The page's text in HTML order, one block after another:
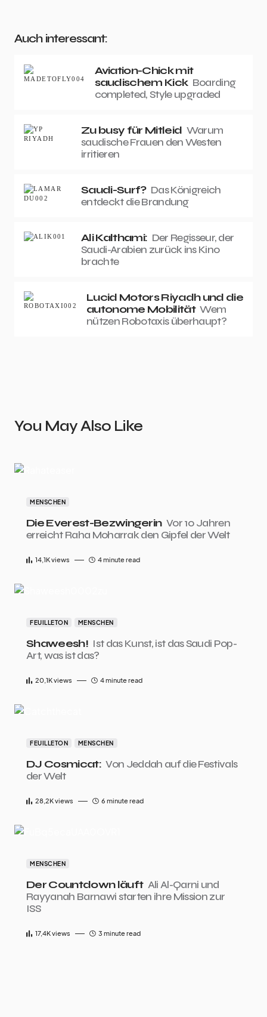
Auch interessant:
Aviation-Chick mit
saudischem Kick Boarding
completed, Style upgraded
Zu busy für Mitleid Warum
saudische Frauen den Westen
irritieren
Saudi-Surf? Das Königreich
entdeckt die Brandung
Ali Kalthami: Der Regisseur, der
Saudi-Arabien zurück ins Kino
brachte
Lucid Motors Riyadh und die
autonome Mobilität Wem
nützen Robotaxis überhaupt?
You May Also Like
MENSCHEN
Die Everest-Bezwingerin Vor 10 Jahren
erreicht Raha Moharrak den Gipfel der Welt
14,1Kviews 4 minute read
FEUILLETON MENSCHEN
Shaweesh! Ist das Kunst, ist das Saudi Pop-
Art, was ist das?
20,1Kviews 4 minute read
FEUILLETON MENSCHEN
DJ Cosmicat: Von Jeddah auf die Festivals
der Welt
28,2Kviews 6 minute read
MENSCHEN
Der Countdown läuft Ali Al-Qarni und
Rayyanah Barnawi starten ihre Mission zur
ISS
17,4Kviews 3 minute read